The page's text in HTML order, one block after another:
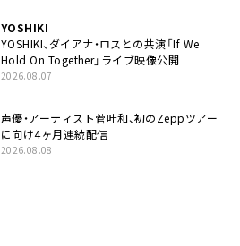
YOSHIKI
YOSHIKI、ダイアナ・ロスとの共演「If We
Hold On Together」ライブ映像公開
2026.08.07
声優・アーティスト菅叶和、初のZeppツアー
に向け4ヶ月連続配信
2026.08.08